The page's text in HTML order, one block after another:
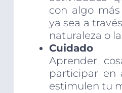
con algo
ya sea a
naturaleza o
Cuidado
Aprender
participar en
estimulen tu